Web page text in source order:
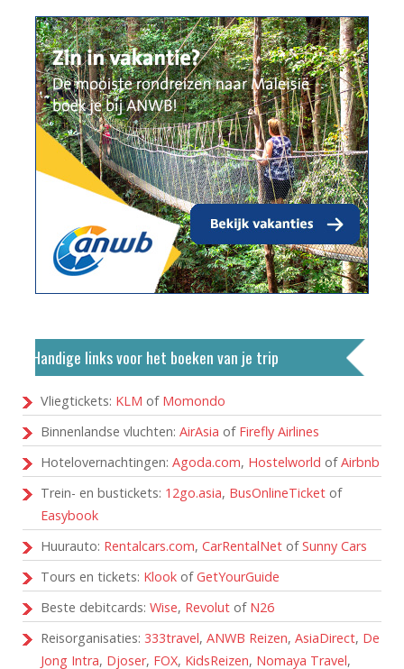
Handige links voor het boeken van je trip
Vliegtickets: KLM of Momondo
Binnenlandse vluchten: AirAsia of Firefly Airlines
Hotelovernachtingen: Agoda.com, Hostelworld ofAirbnb
Trein- en bustickets: 12go.asia, BusOnlineTicket of
Easybook
Huurauto: Rentalcars.com, CarRentalNet ofSunny Cars
Tours en tickets: Klook ofGetYourGuide
Beste debitcards: Wise, Revolut of N26
Reisorganisaties: 333travel, ANWB Reizen, AsiaDirect, De
Jong Intra, Djoser, FOX, KidsReizen, Nomaya Travel,